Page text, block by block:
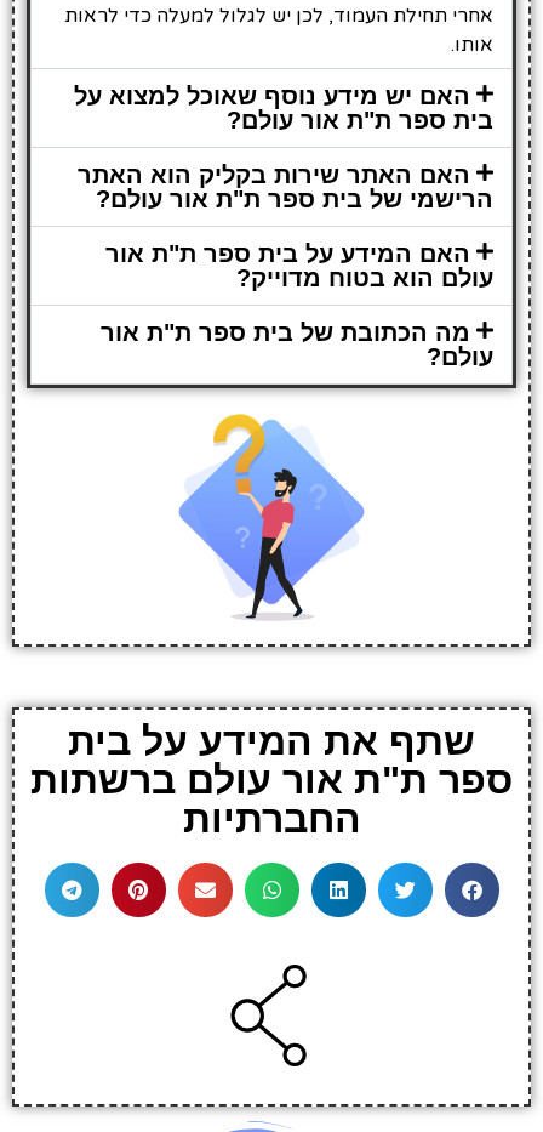
אחרי תחילת העמוד, לכן יש לגלול למעלה כדי לראות
אותו.
האם יש מידע נוסף שאוכל למצוא על
בית ספר ת"ת אור עולם?
האם האתר שירות בקליק הוא האתר
הרישמי של בית ספר ת"ת אור עולם?
האם המידע על בית ספר ת"ת אור
עולם הוא בטוח מדוייק?
מה הכתובת של בית ספר ת"ת אור
עולם?
שתף את המידע על בית
ספר ת"ת אור עולם ברשתות
החברתיות